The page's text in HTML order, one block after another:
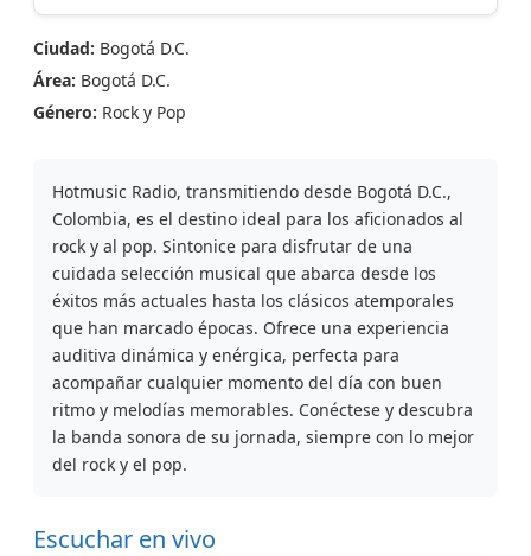
Ciudad: Bogotá D.C.
Área: Bogotá D.C.
Género: Rock y Pop
Hotmusic Radio, transmitiendo desde Bogotá D.C.,
Colombia, es el destino ideal para los aficionados al
rock y al pop. Sintonice para disfrutar de una
cuidada selección musical que abarca desde los
éxitos más actuales hasta los clásicos atemporales
que han marcado épocas. Ofrece una experiencia
auditiva dinámica y enérgica, perfecta para
acompañar cualquier momento del día con buen
ritmo y melodías memorables. Conéctese y descubra
la banda sonora de su jornada, siempre con lo mejor
del rock y el pop.
Escuchar en vivo